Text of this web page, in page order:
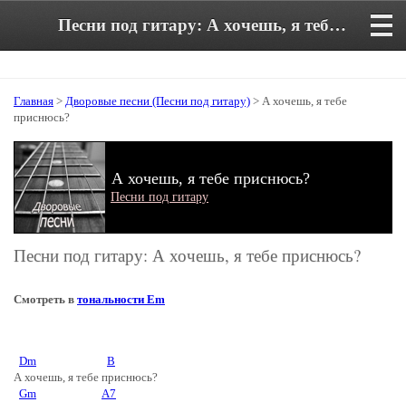
Песни под гитару: А хочешь, я тебе приснюсь. Аккорды и текст песни
Главная > Дворовые песни (Песни под гитару) > А хочешь, я тебе
приснюсь?
А хочешь, я тебе приснюсь?
Песни под гитару
Песни под гитару: А хочешь, я тебе приснюсь?
Смотреть в тональности Em
Dm
B
А хочешь, я тебе приснюсь?
Gm
A7